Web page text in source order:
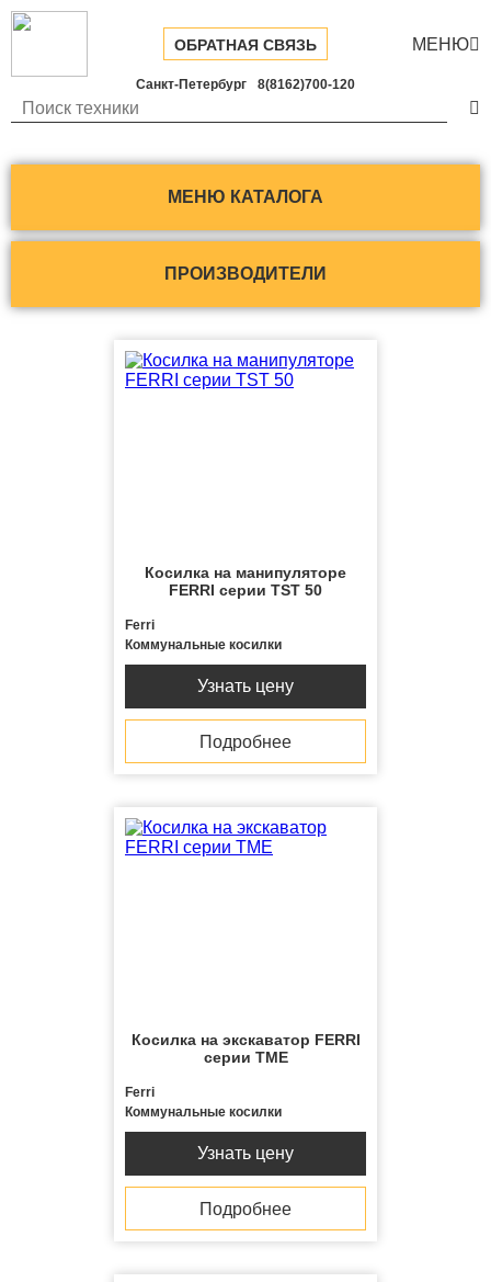
ОБРАТНАЯ СВЯЗЬ МЕНЮ
Санкт-Петербург 8(8162)700-120

МЕНЮ КАТАЛОГА
ПРОИЗВОДИТЕЛИ
Косилка на манипуляторе
FERRI серии TST 50
Ferri
Коммунальные косилки
Узнать цену
Подробнее
Косилка на экскаватор FERRI
серии TME
Ferri
Коммунальные косилки
Узнать цену
Подробнее